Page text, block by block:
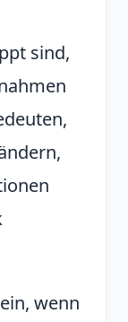
sind,
wenn